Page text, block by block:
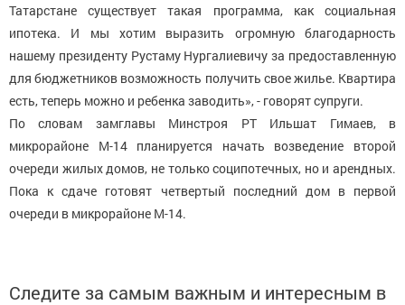
Татарстане существует такая программа, как социальная
ипотека. И мы хотим выразить огромную благодарность
нашему президенту Рустаму Нургалиевичу за предоставленную
для бюджетников возможность получить свое жилье. Квартира
есть, теперь можно и ребенка заводить», - говорят супруги.
По словам замглавы Минстроя РТ Ильшат Гимаев, в
микрорайоне М-14 планируется начать возведение второй
очереди жилых домов, не только соципотечных, но и арендных.
Пока к сдаче готовят четвертый последний дом в первой
очереди в микрорайоне М-14.
Следите за самым важным и интересным в